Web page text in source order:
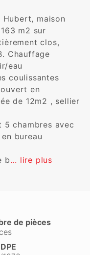
maison
m2 sur
clos,
Chauffage
eau
coulissantes
en
de 12m2 , sellier
chambres avec
bureau
b... lire plus
de pièces